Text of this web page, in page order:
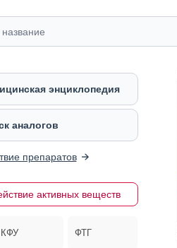
энциклопедия
аналогов
препаратов
активных веществ
КФУ ФТГ